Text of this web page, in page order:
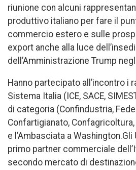
riunione con alcuni
produttivo italiano per fare il
commercio estero e sulle
export anche alla luce
dell’Amministrazione Trump
Hanno partecipato all’incontro i
Sistema Italia (ICE, SACE,
di categoria (Confindustria,
Confartigianato, Confagricoltura,
e l’Ambasciata a Washington.Gli
primo partner commerciale
secondo mercato di